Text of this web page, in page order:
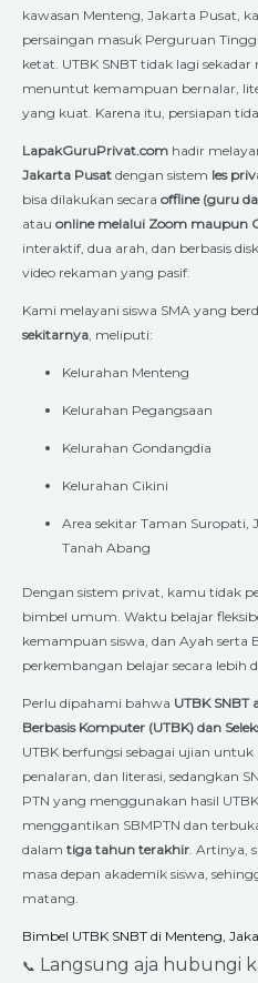
kawasan Menteng, Jakarta Pusat,
persaingan masuk Perguruan
ketat. UTBK SNBT tidak lagi
menuntut kemampuan bernalar,
yang kuat. Karena itu, persiapan
LapakGuruPrivat.com hadir
Jakarta Pusat dengan sistem les
bisa dilakukan secara offline (guru
atau online melalui Zoom maupun
interaktif, dua arah, dan berbasis
video rekaman yang pasif.
Kami melayani siswa SMA yang
sekitarnya , meliputi:
Kelurahan Menteng
Kelurahan Pegangsaan
Kelurahan Gondangdia
Kelurahan Cikini
Area sekitar Taman Suropati,
Tanah Abang
Dengan sistem privat, kamu tidak
bimbel umum. Waktu belajar
kemampuan siswa, dan Ayah serta
perkembangan belajar secara lebih
Perlu dipahami bahwa UTBK
Berbasis Komputer (UTBK) dan
UTBK berfungsi sebagai ujian
penalaran, dan literasi, sedangkan
PTN yang menggunakan hasil
menggantikan SBMPTN dan
dalam tiga tahun terakhir . Artinya,
masa depan akademik siswa,
matang.
Bimbel UTBK SNBT di Menteng,
📞 Langsung aja hubungi